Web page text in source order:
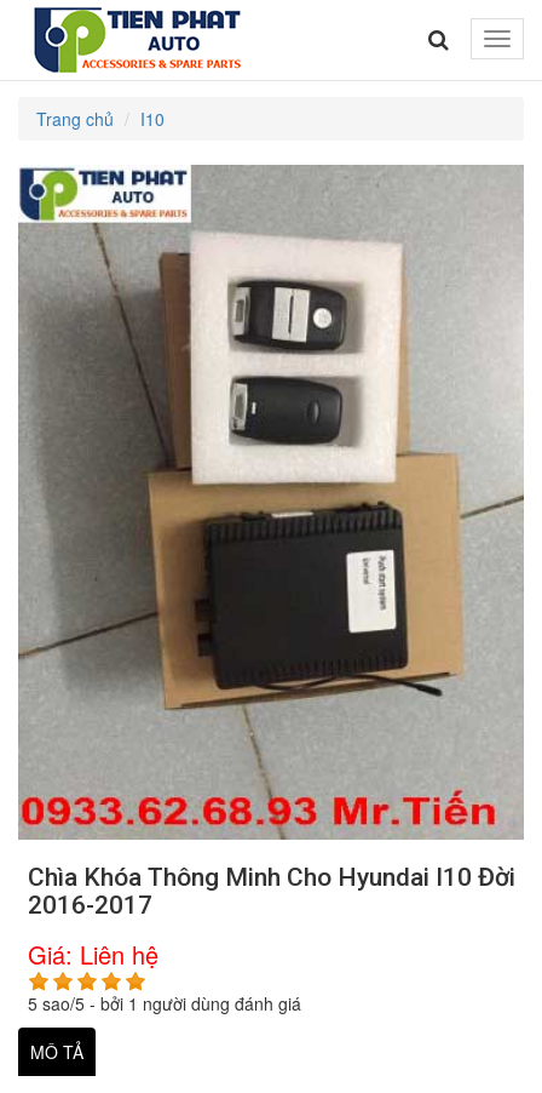
Toggle
Trang chủ I10
Chìa Khóa Thông Minh Cho Hyundai I10 Đời
2016-2017
Giá: Liên hệ
5 sao/5 - bởi 1 người dùng đánh giá
MÔ TẢ